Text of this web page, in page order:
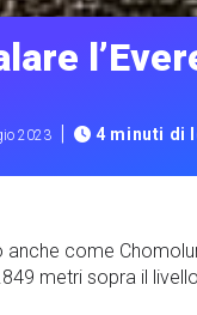
2023 | 4 minuti di
anche come
metri sopra il